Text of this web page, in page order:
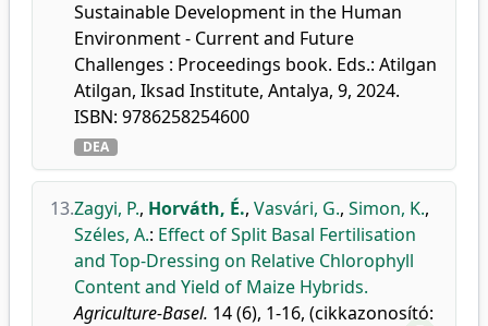
Sustainable Development in the Human
Environment - Current and Future
Challenges : Proceedings book. Eds.: Atilgan
Atilgan, Iksad Institute, Antalya, 9, 2024.
ISBN: 9786258254600
DEA
13.Zagyi, P., Horváth, É., Vasvári, G., Simon, K.,
Széles, A.: Effect of Split Basal Fertilisation
and Top-Dressing on Relative Chlorophyll
Content and Yield of Maize Hybrids.
Agriculture-Basel. 14 (6), 1-16, (cikkazonosító: